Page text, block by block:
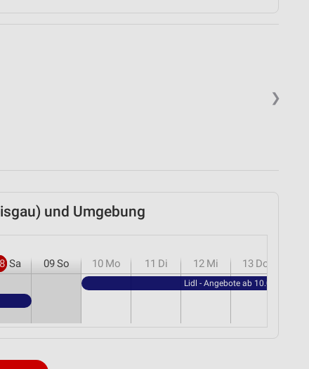
❯
und Umgebung
Sa 09So 10 Mo 11 Di 12 Mi 13 Do
Lidl - Angebote ab 10.08.